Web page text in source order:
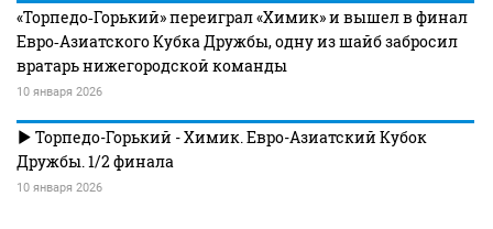
«Торпедо‑Горький» переиграл «Химик» и вышел в финал
Евро‑Азиатского Кубка Дружбы, одну из шайб забросил
вратарь нижегородской команды
10 января 2026
Торпедо-Горький - Химик. Евро-Азиатский Кубок
Дружбы. 1/2 финала
10 января 2026